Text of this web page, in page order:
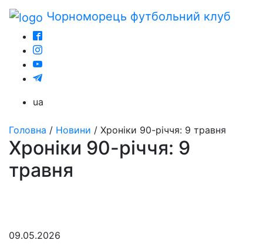
Чорноморець футбольний клуб
ua
Головна / Новини / Хроніки 90-річчя: 9 травня
Хроніки 90-річчя: 9
травня
09.05.2026